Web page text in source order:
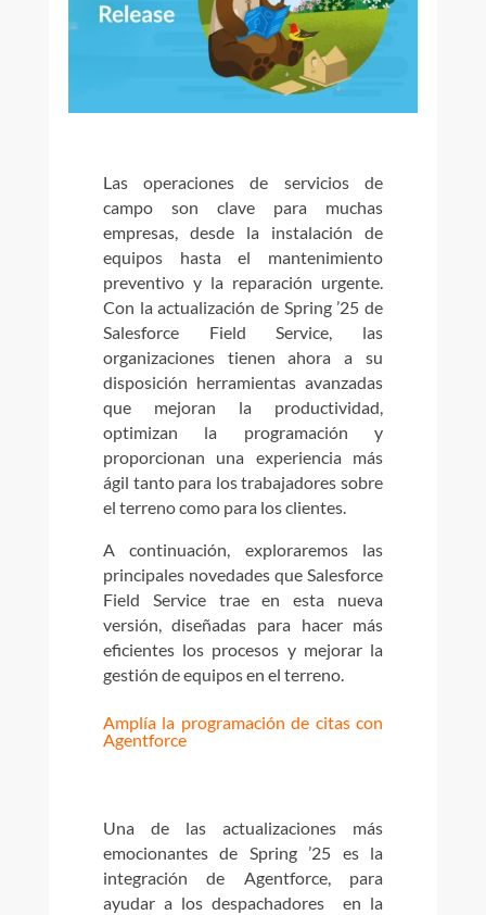
Las operaciones de servicios de
campo son clave para muchas
empresas, desde la instalación de
equipos hasta el mantenimiento
preventivo y la reparación urgente.
Con la actualización de Spring ’25 de
Salesforce Field Service, las
organizaciones tienen ahora a su
disposición herramientas avanzadas
que mejoran la productividad,
optimizan la programación y
proporcionan una experiencia más
ágil tanto para los trabajadores sobre
el terreno como para los clientes.
A continuación, exploraremos las
principales novedades que Salesforce
Field Service trae en esta nueva
versión, diseñadas para hacer más
eficientes los procesos y mejorar la
gestión de equipos en el terreno.
Amplía la programación de citas con
Agentforce
Una de las actualizaciones más
emocionantes de Spring ’25 es la
integración de Agentforce, para
ayudar a los despachadores en la